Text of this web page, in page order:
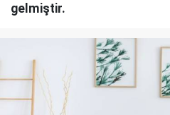
gelmiştir.